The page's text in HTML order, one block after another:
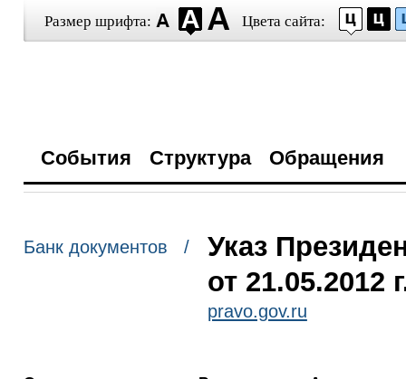
Размер шрифта: Цвета сайта:
События Структура Обращения
Банк документов /
Указ
от 21.05.2012
pravo.gov.ru